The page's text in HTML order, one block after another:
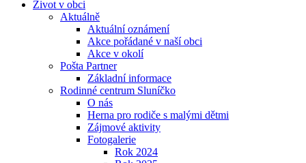
Život v obci
Aktuálně
Aktuální oznámení
Akce pořádané v naší obci
Akce v okolí
Pošta Partner
Základní informace
Rodinné centrum Sluníčko
O nás
Herna pro rodiče s malými dětmi
Zájmové aktivity
Fotogalerie
Rok 2024